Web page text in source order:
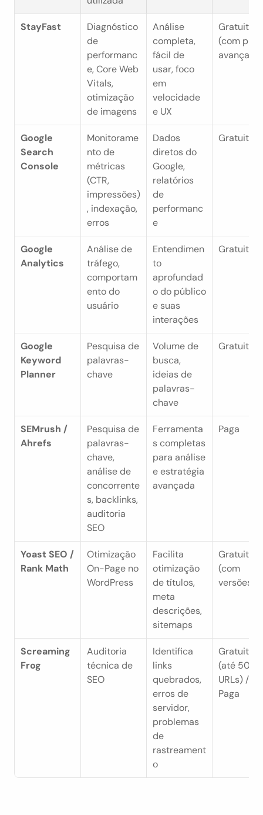
StayFast
Diagnóstico
de
performanc
e, Core Web
Vitals,
otimização
de imagens
Análise
completa,
fácil de
usar, foco
em
velocidade
e UX
Gratuita
(com
Google
Search
Console
Monitorame
nto de
métricas
(CTR,
impressões)
, indexação,
erros
Dados
diretos do
Google,
relatórios
de
performanc
e
Gratuita
Google
Analytics
Análise de
tráfego,
comportam
ento do
usuário
Entendimen
to
aprofundad
o do público
e suas
interações
Gratuita
Google
Keyword
Planner
Pesquisa de
palavras-
chave
Volume de
busca,
ideias de
palavras-
chave
Gratuita
SEMrush /
Ahrefs
Pesquisa de
palavras-
chave,
análise de
concorrente
s, backlinks,
auditoria
SEO
Ferramenta
s completas
para análise
e estratégia
avançada
Paga
Yoast SEO /
Rank Math
Otimização
On-Page no
WordPress
Facilita
otimização
de títulos,
meta
descrições,
sitemaps
Gratuita
(com
versões
Screaming
Frog
Auditoria
técnica de
SEO
Identifica
links
quebrados,
erros de
servidor,
problemas
de
rastreament
o
Gratuita
(até 500
URLs) /
Paga